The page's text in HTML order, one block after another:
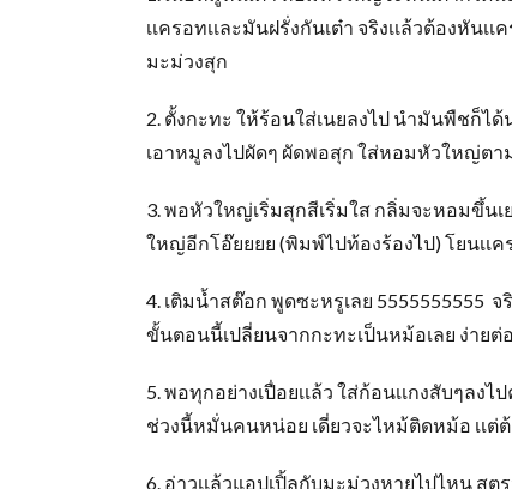
เเครอทเเละมันฝรั่งกันเต๋า จริงเเล้วต้องหันเ
มะม่วงสุก
2. ตั้งกะทะ ให้ร้อนใส่เนยลงไป นำมันพืชก็ได้
เอาหมูลงไปผัดๆ ผัดพอสุก ใส่หอมหัวใหญ่ตา
3. พอหัวใหญ่เริ่มสุกสีเริ่มใส กลิ่มจะหอมขึ้น
ใหญ่อีกโอ๊ยยยย (พิมพ์ไปท้องร้องไป) โยนเเ
4. เติมน้ำสต๊อก พูดซะหรูเลย 5555555555 จ
ขั้นตอนนี้เปลี่ยนจากกะทะเป็นหม้อเลย ง่ายต่
5. พอทุกอย่างเปื่อยเเล้ว ใส่ก้อนเเกงสับๆล
ช่วงนี้หมั่นคนหน่อย เดี่ยวจะไหม้ติดหม้อ เเต่ต้
6. อ่าวเเล้วแอปเปิ้ลกับมะม่วงหายไปไหน สู